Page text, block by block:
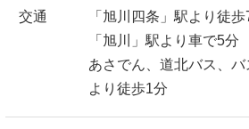
交通
「旭川四条」駅より徒歩
「旭川」駅より車で5分
あさでん、道北バス、バ
より徒歩1分